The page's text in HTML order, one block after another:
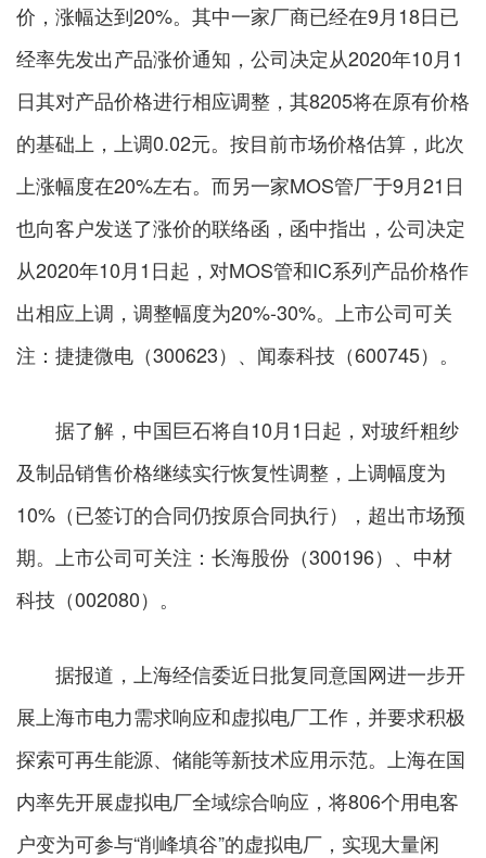
价，涨幅达到20%。其中一家厂商已经在9月18日已
经率先发出产品涨价通知，公司决定从2020年10月1
日其对产品价格进行相应调整，其8205将在原有价格
的基础上，上调0.02元。按目前市场价格估算，此次
上涨幅度在20%左右。而另一家MOS管厂于9月21日
也向客户发送了涨价的联络函，函中指出，公司决定
从2020年10月1日起，对MOS管和IC系列产品价格作
出相应上调，调整幅度为20%-30%。上市公司可关
注：捷捷微电（300623）、闻泰科技（600745）。
据了解，中国巨石将自10月1日起，对玻纤粗纱
及制品销售价格继续实行恢复性调整，上调幅度为
10%（已签订的合同仍按原合同执行），超出市场预
期。上市公司可关注：长海股份（300196）、中材
科技（002080）。
据报道，上海经信委近日批复同意国网进一步开
展上海市电力需求响应和虚拟电厂工作，并要求积极
探索可再生能源、储能等新技术应用示范。上海在国
内率先开展虚拟电厂全域综合响应，将806个用电客
户变为可参与“削峰填谷”的虚拟电厂，实现大量闲